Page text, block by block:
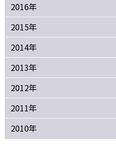
2016年
2015年
2014年
2013年
2012年
2011年
2010年